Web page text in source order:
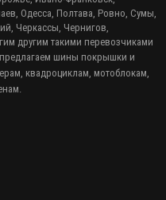
Одесса, Полтава, Ровно, Сумы,
Черкассы, Чернигов,
другим такими перевозчиками
шины покрышки и
квадроциклам, мотоблокам,